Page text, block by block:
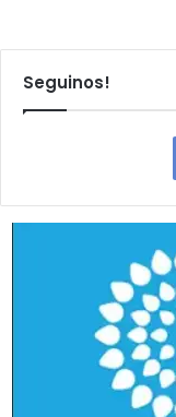
Seguinos!